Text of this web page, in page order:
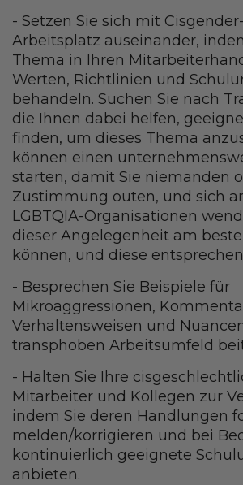
- Setzen Sie sich mit
Arbeitsplatz auseinander,
Thema in Ihren
Werten, Richtlinien und
behandeln. Suchen Sie nach
die Ihnen dabei helfen,
finden, um dieses Thema
können einen
starten, damit Sie niemanden
Zustimmung outen, und sich
LGBTQIA-Organisationen
dieser Angelegenheit am
können, und diese
- Besprechen Sie Beispiele für
Mikroaggressionen,
Verhaltensweisen und
transphoben Arbeitsumfeld
- Halten Sie Ihre
Mitarbeiter und Kollegen zur
indem Sie deren Handlungen
melden/korrigieren und bei
kontinuierlich geeignete
anbieten.